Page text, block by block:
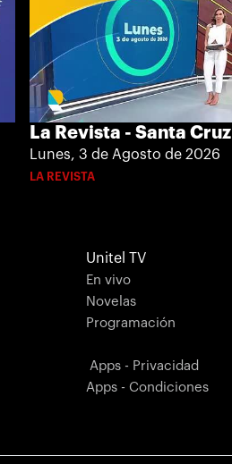
La Revista - Santa Cruz
Lunes, 3 de Agosto de 2026
LA REVISTA
Unitel TV
En vivo
Novelas
Programación
Apps - Privacidad
Apps - Condiciones